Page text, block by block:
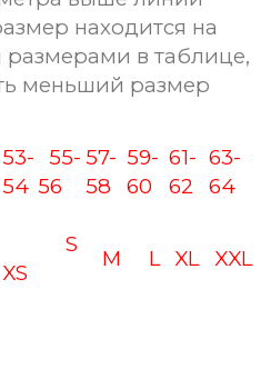
находится на
в таблице,
меньший размер
53-
54
55-
56
57-
58
59-
60
61-
62
63-
64
XS
S
M L XL XXL